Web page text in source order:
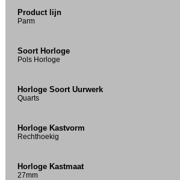
Product lijn
Parm
Soort Horloge
Pols Horloge
Horloge Soort Uurwerk
Quarts
Horloge Kastvorm
Rechthoekig
Horloge Kastmaat
27mm